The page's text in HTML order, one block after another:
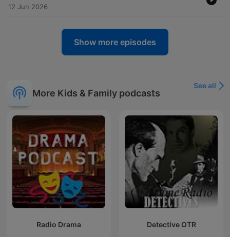
12 Jun 2026
Show more episodes
More Kids & Family podcasts
See all
Radio Drama Detective OTR